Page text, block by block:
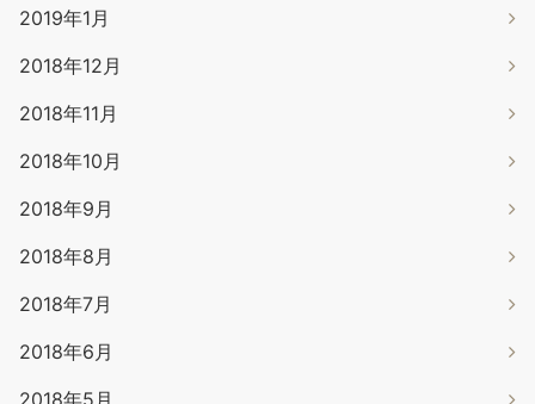
2019年1月
2018年12月
2018年11月
2018年10月
2018年9月
2018年8月
2018年7月
2018年6月
2018年5月